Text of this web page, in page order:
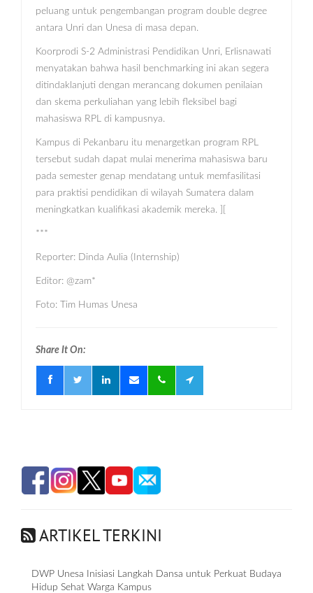
peluang untuk pengembangan program double degree
antara Unri dan Unesa di masa depan.
Koorprodi S-2 Administrasi Pendidikan Unri, Erlisnawati
menyatakan bahwa hasil benchmarking ini akan segera
ditindaklanjuti dengan merancang dokumen penilaian
dan skema perkuliahan yang lebih fleksibel bagi
mahasiswa RPL di kampusnya.
Kampus di Pekanbaru itu menargetkan program RPL
tersebut sudah dapat mulai menerima mahasiswa baru
pada semester genap mendatang untuk memfasilitasi
para praktisi pendidikan di wilayah Sumatera dalam
meningkatkan kualifikasi akademik mereka. ][
***
Reporter: Dinda Aulia (Internship)
Editor: @zam*
Foto: Tim Humas Unesa
Share It On:
ARTIKEL TERKINI
DWP Unesa Inisiasi Langkah Dansa untuk Perkuat Budaya
Hidup Sehat Warga Kampus